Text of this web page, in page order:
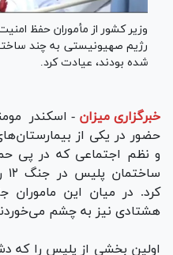
وزیر کشور از مأموران حفظ
شده بودند، عیادت کرد.
خبرگزاری میزان - اسکندر
حضور در یکی از
و نظم اجتماعی که در پی
کرد. در میان این
هشتادی نیز به چشم
اولین بخشی از پلیس را که